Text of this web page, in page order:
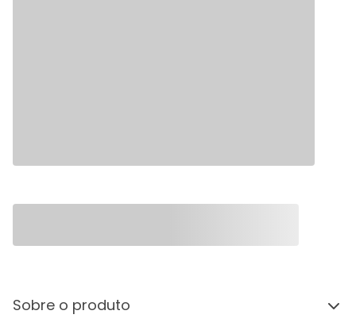
Sobre o produto